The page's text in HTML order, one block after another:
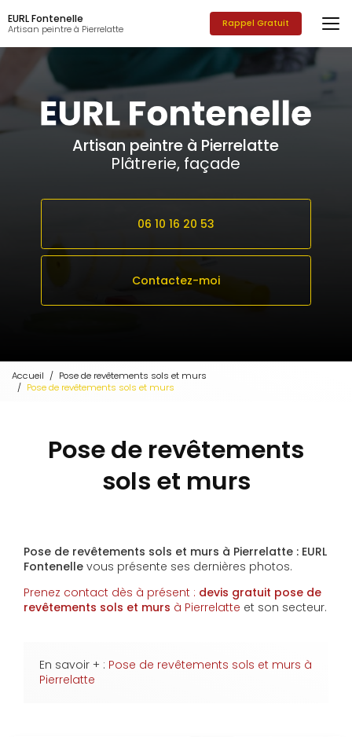
au
contenu
principal
EURL Fontenelle
Artisan peintre à Pierrelatte Rappel Gratuit
Artisan peintre à Pierrelatte
Plâtrerie, façade
06 10 16 20 53
Contactez-moi
Accueil
Pose de revêtements sols et murs
Pose de revêtements sols et murs
Pose de revêtements
sols et murs
Pose de revêtements sols et murs à Pierrelatte : EURL
Fontenelle vous présente ses dernières photos.
Prenez contact dès à présent : devis gratuit pose de
revêtements sols et murs à Pierrelatte et son secteur.
En savoir + : Pose de revêtements sols et murs à
Pierrelatte